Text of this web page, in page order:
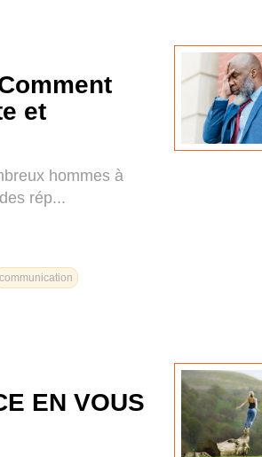
et
hommes à
rép...
communication
EN VOUS